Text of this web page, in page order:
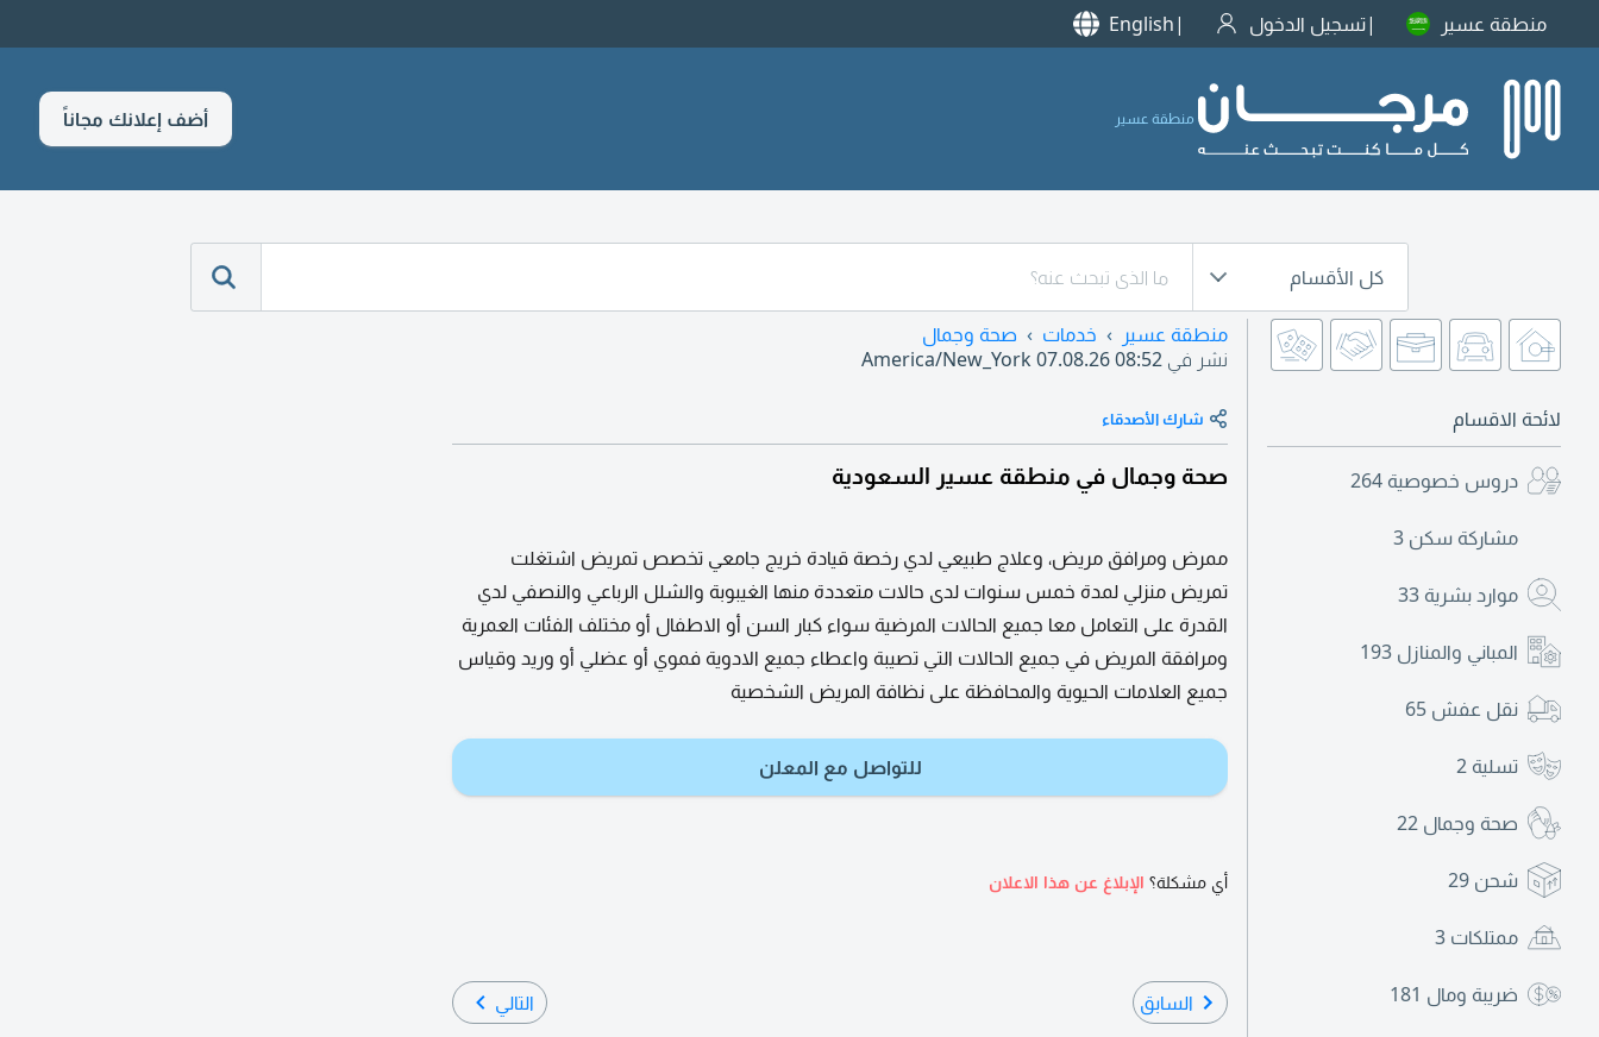
منطقة عسير تسجيل الدخول English
منطقة عسير أضف إعلانك مجاناً
كل الأقسام
لائحة الاقسام
دروس خصوصية 264
مشاركة سكن 3
موارد بشرية 33
المباني والمنازل 193
نقل عفش 65
تسلية 2
صحة وجمال 22
شحن 29
ممتلكات 3
ضريبة ومال 181
منطقة عسير خدمات
صحة وجمال
نشر في 07.08.26 08:52
شارك الأصدقاء
صحة وجمال في منطقة عسير السعودية
ممرض ومرافق مريض، وعلاج طبيعي لدي رخصة قيادة خريج جامعي تخصص تمريض اشتغلت
تمريض منزلي لمدة خمس سنوات لدى حالات متعددة منها الغيبوبة والشلل الرباعي والنصفي لدي
القدرة على التعامل معا جميع الحالات المرضية سواء كبار السن أو الاطفال أو مختلف الفئات العمرية
ومرافقة المريض في جميع الحالات التي تصيبة واعطاء جميع الادوية فموي أو عضلي أو وريد وقياس
جميع العلامات الحيوية والمحافظة على نظافة المريض الشخصية
للتواصل مع المعلن
أي مشكلة؟ الإبلاغ عن هذا الاعلان
السابق التالي